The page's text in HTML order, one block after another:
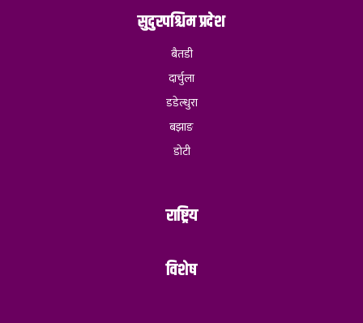
सुदुरपश्चिम प्रदेश
बैतडी
दार्चुला
डडेल्धुरा
बझाङ
डोटी
राष्ट्रिय
विशेष